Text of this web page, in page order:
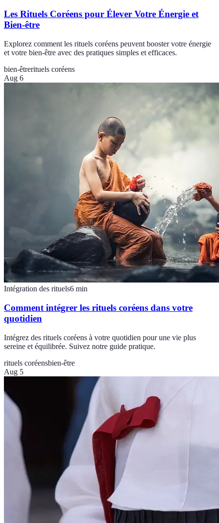
Les Rituels Coréens pour Élever Votre Énergie et
Bien-être
Explorez comment les rituels coréens peuvent booster votre énergie
et votre bien-être avec des pratiques simples et efficaces.
bien-êtrerituels coréens
Aug 6
Intégration des rituels6 min
Comment intégrer les rituels coréens dans votre
quotidien
Intégrez des rituels coréens à votre quotidien pour une vie plus
sereine et équilibrée. Suivez notre guide pratique.
rituels coréensbien-être
Aug 5